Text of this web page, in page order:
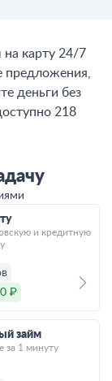
карту 24/7
предложения,
деньги без
218
и кредитную
₽
займ
за 1 минуту